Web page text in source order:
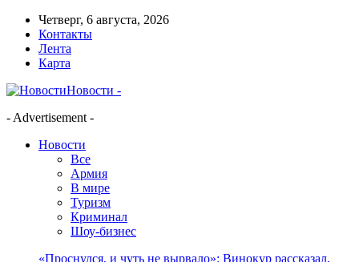
Четверг, 6 августа, 2026
Контакты
Лента
Карта
Новости -
- Advertisement -
Новости
Все
Армия
В мире
Туризм
Криминал
Шоу-бизнес
«Проснулся, и чуть не вырвало»: Винокур рассказал,